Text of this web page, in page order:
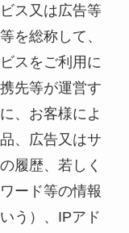
ス又は広告等
を総称して、
スをご利用に
先等が運営す
、お客様によ
、広告又はサ
履歴、若しく
ード等の情報
う）、IPアド